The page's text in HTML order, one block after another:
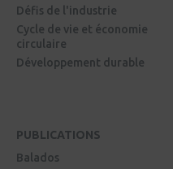
Défis de l'industrie
Cycle de vie et économie
circulaire
Développement durable
PUBLICATIONS
Balados